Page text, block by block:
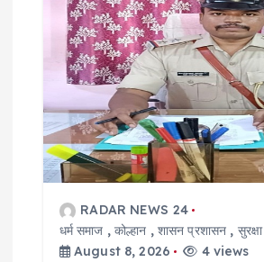
RADAR NEWS 24
धर्म समाज ,कोल्हान , शासन प्रशासन , सुरक्षा
August 8, 2026
4 views